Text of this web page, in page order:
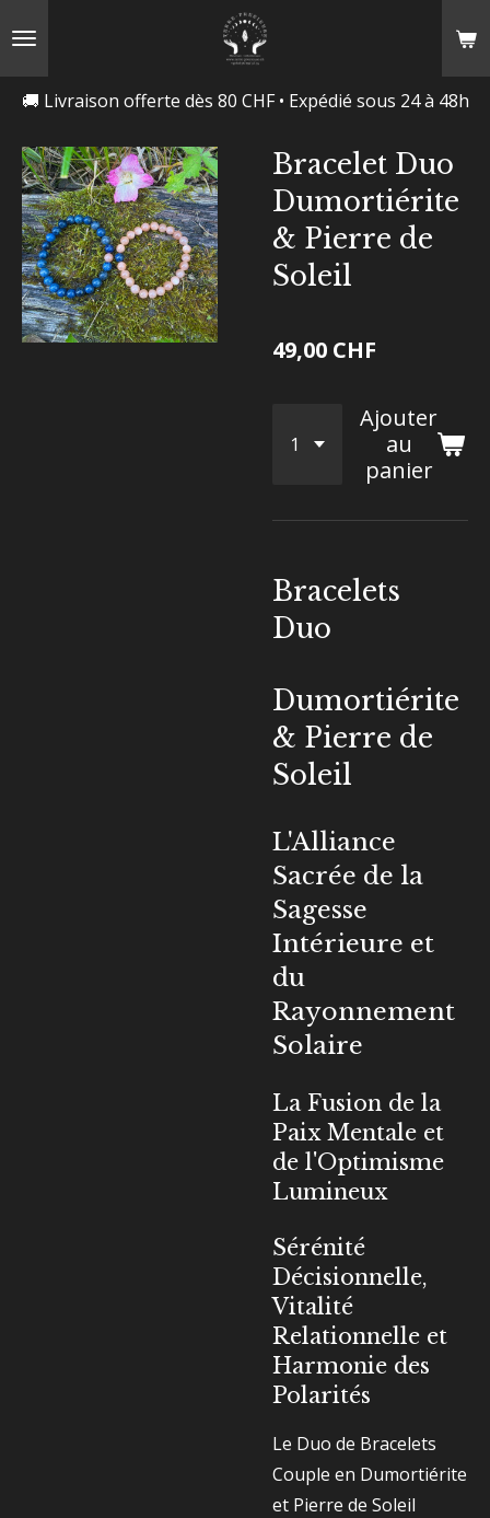
🚚 Livraison offerte dès 80 CHF • Expédié sous 24 à 48h
Bracelet Duo
Dumortiérite
& Pierre de
Soleil
49,00 CHF
Ajouter
au
panier
Bracelets
Duo
Dumortiérite
& Pierre de
Soleil
L'Alliance
Sacrée de la
Sagesse
Intérieure et
du
Rayonnement
Solaire
La Fusion de la
Paix Mentale et
de l'Optimisme
Lumineux
Sérénité
Décisionnelle,
Vitalité
Relationnelle et
Harmonie des
Polarités
Le Duo de Bracelets
Couple en Dumortiérite
et Pierre de Soleil